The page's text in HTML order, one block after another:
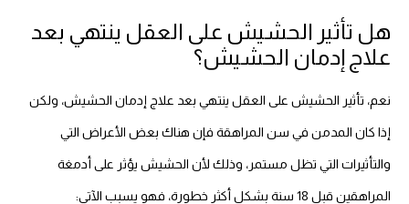
هل تأثير الحشيش على العقل ينتهي بعد
علاج إدمان الحشيش؟
نعم، تأثير الحشيش على العقل ينتهي بعد علاج إدمان الحشيش، ولكن
إذا كان المدمن في سن المراهقة فإن هناك بعض الأعراض التي
والتأثيرات التي تظل مستمر، وذلك لأن الحشيش يؤثر على أدمغة
المراهقين قبل 18 سنة بشكل أكثر خطورة، فهو يسبب الآتي: